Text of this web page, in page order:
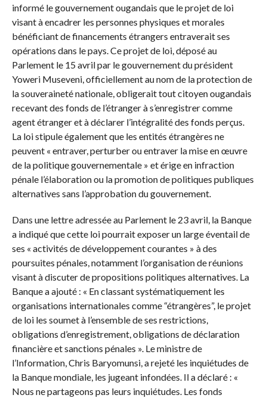
informé le gouvernement ougandais que le projet de loi
visant à encadrer les personnes physiques et morales
bénéficiant de financements étrangers entraverait ses
opérations dans le pays. Ce projet de loi, déposé au
Parlement le 15 avril par le gouvernement du président
Yoweri Museveni, officiellement au nom de la protection de
la souveraineté nationale, obligerait tout citoyen ougandais
recevant des fonds de l’étranger à s’enregistrer comme
agent étranger et à déclarer l’intégralité des fonds perçus.
La loi stipule également que les entités étrangères ne
peuvent « entraver, perturber ou entraver la mise en œuvre
de la politique gouvernementale » et érige en infraction
pénale l’élaboration ou la promotion de politiques publiques
alternatives sans l’approbation du gouvernement.
Dans une lettre adressée au Parlement le 23 avril, la Banque
a indiqué que cette loi pourrait exposer un large éventail de
ses « activités de développement courantes » à des
poursuites pénales, notamment l’organisation de réunions
visant à discuter de propositions politiques alternatives. La
Banque a ajouté : « En classant systématiquement les
organisations internationales comme “étrangères”, le projet
de loi les soumet à l’ensemble de ses restrictions,
obligations d’enregistrement, obligations de déclaration
financière et sanctions pénales ». Le ministre de
l’Information, Chris Baryomunsi, a rejeté les inquiétudes de
la Banque mondiale, les jugeant infondées. Il a déclaré : «
Nous ne partageons pas leurs inquiétudes. Les fonds